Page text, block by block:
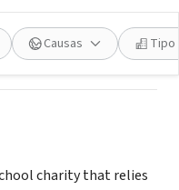
Causas Tipo
charity that relies